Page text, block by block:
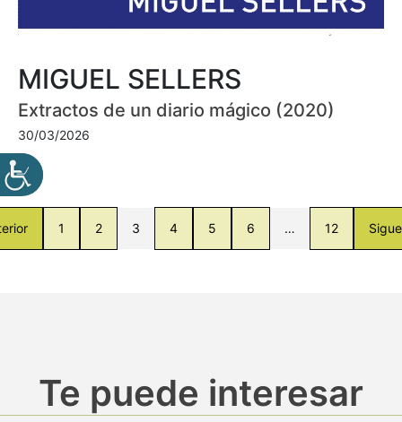
MIGUEL SELLERS
Extractos de un diario mágico (2020)
30/03/2026
1 2 3 4 5 6 … 12
Te puede interesar